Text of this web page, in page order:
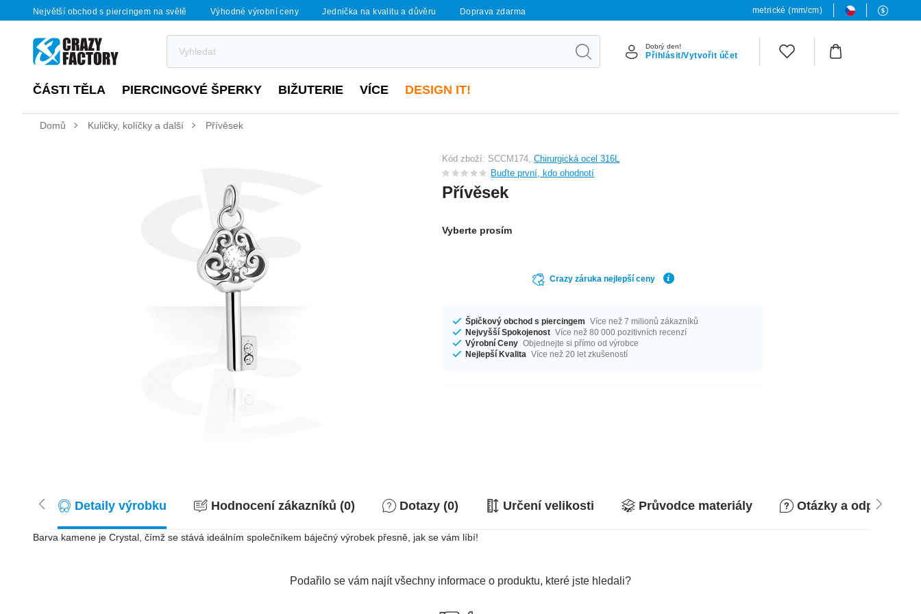
Největší obchod s piercingem na světě Výhodné výrobní ceny Jednička na kvalitu a důvěru Doprava zdarma metrické (mm/cm)
Dobrý den!
Přihlásit/Vytvořit účet
ČÁSTI TĚLA PIERCINGOVÉ ŠPERKY BIŽUTERIE VÍCE DESIGN IT!
Domů Kuličky, kolíčky a další Přívěsek
Kód zboží: SCCM174,Chirurgická ocel 316L
Buďte první, kdo ohodnotí
Přívěsek
Vyberte prosím
Crazy záruka nejlepší ceny
Špičkový obchod s piercingem Více než 7 milionů zákazníků
Nejvyšší Spokojenost Více než 80 000 pozitivních recenzí
Výrobní Ceny Objednejte si přímo od výrobce
Nejlepší Kvalita Více než 20 let zkušeností
Detaily výrobku Hodnocení zákazníků (0) Dotazy (0) Určení velikosti Průvodce materiály Otázky a odpovědi
Barva kamene je Crystal, čímž se stává ideálním společníkem báječný výrobek přesně, jak se vám líbí!
Podařilo se vám najít všechny informace o produktu, které jste hledali?